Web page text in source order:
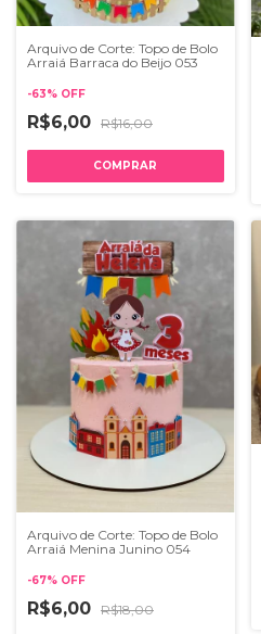
Arquivo de Corte: Topo de Bolo
Arraiá Barraca do Beijo 053
-63% OFF
R$6,00 R$16,00
Arquivo de Corte: Topo de Bolo
Arraiá Menina Junino 054
-67% OFF
R$6,00 R$18,00